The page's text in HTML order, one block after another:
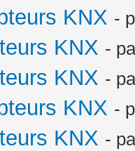
KNX -
KNX -
KNX -
KNX -
KNX -